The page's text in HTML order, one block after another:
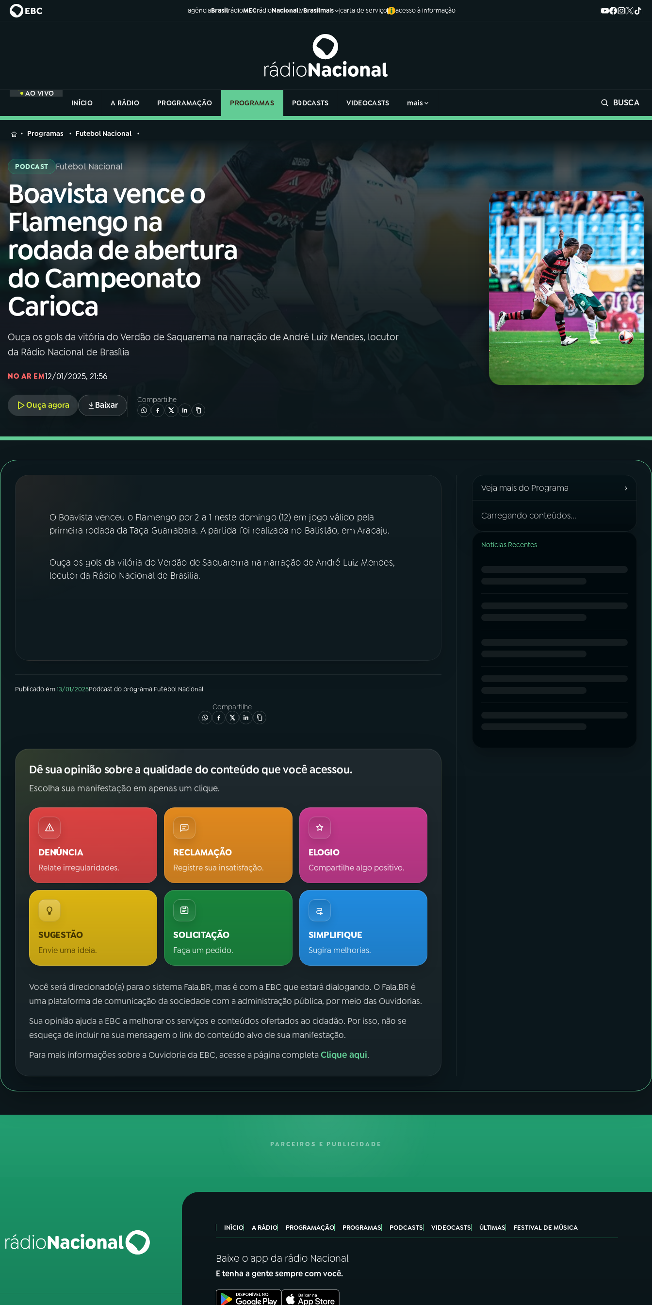
agênciaBrasilrádioMECrádioNacionaltvBrasilmais carta de serviço acesso à informação
AO VIVO
INÍCIO
A RÁDIO PROGRAMAÇÃO PROGRAMAS PODCASTS VIDEOCASTS mais BUSCA
MENU
Buscar
na
Rádio
Nacional
01INÍCIO
02A RÁDIO
03PROGRAMAÇÃO
04PROGRAMAS
05 PODCASTS
06VIDEOCASTS
07ÚLTIMAS
YouTube Facebook
na
Rádio
Programas Futebol Nacional
PODCAST Futebol Nacional
Boavista vence o
Flamengo na
rodada de abertura
do Campeonato
Carioca
Ouça os gols da vitória do Verdão de Saquarema na narração de André Luiz Mendes, locutor
da Rádio Nacional de Brasília
NO AR EM12/01/2025, 21:56
Ouça agora Baixar
Compartilhe
O Boavista venceu o Flamengo por 2 a 1 neste domingo (12) em jogo válido pela
primeira rodada da Taça Guanabara. A partida foi realizada no Batistão, em Aracaju.
Ouça os gols da vitória do Verdão de Saquarema na narração de André Luiz Mendes,
locutor da Rádio Nacional de Brasília.
Publicado em13/01/2025Podcastdo programa Futebol Nacional
Compartilhe
Dê sua opinião sobre a qualidade do conteúdo que você acessou.
Escolha sua manifestação em apenas um clique.
DENÚNCIA
Relate irregularidades.
RECLAMAÇÃO
Registre sua insatisfação.
ELOGIO
Compartilhe algo positivo.
SUGESTÃO
Envie uma ideia.
SOLICITAÇÃO
Faça um pedido.
SIMPLIFIQUE
Sugira melhorias.
Você será direcionado(a) para o sistema Fala.BR, mas é com a EBC que estará dialogando. O Fala.BR é
uma plataforma de comunicação da sociedade com a administração pública, por meio das Ouvidorias.
Sua opinião ajuda a EBC a melhorar os serviços e conteúdos ofertados ao cidadão. Por isso, não se
esqueça de incluir na sua mensagem o link do conteúdo alvo de sua manifestação.
Para mais informações sobre a Ouvidoria da EBC, acesse a página completaClique aqui.
Veja mais do Programa ›
Carregando conteúdos...
Notícias Recentes
PARCEIROS E PUBLICIDADE
INÍCIO A RÁDIO PROGRAMAÇÃO PROGRAMAS PODCASTS VIDEOCASTS ÚLTIMAS FESTIVAL DE MÚSICA
Baixe o app da rádio Nacional
E tenha a gente sempre com você.